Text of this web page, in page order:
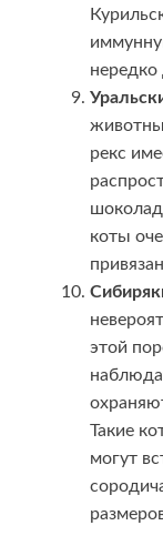
рекс
коты
этой
Такие
могут